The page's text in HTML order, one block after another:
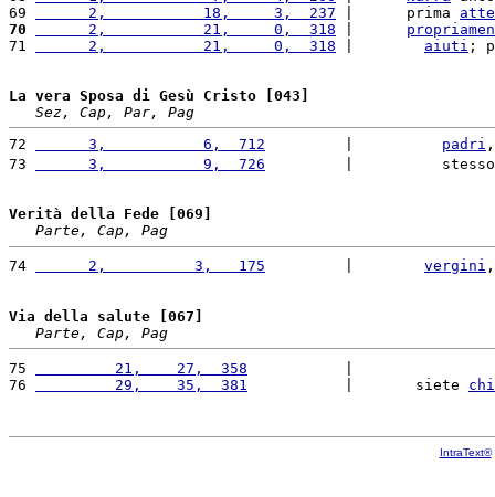
69
      2,           18,     3,  237
|      prima
70
      2,           21,     0,  318
71
      2,           21,     0,  318
aiuti ;
La vera Sposa di Gesù Cristo [043]
Sez, Cap, Par, Pag
72
      3,           6,  712
padri
73
      3,           9,  726
|
Verità della Fede [069]
Parte, Cap, Pag
74
      2,          3,   175
vergini
Via della salute [067]
Parte, Cap, Pag
75
         21,    27,  358
76
         29,    35,  381
           |       siete
IntraText®